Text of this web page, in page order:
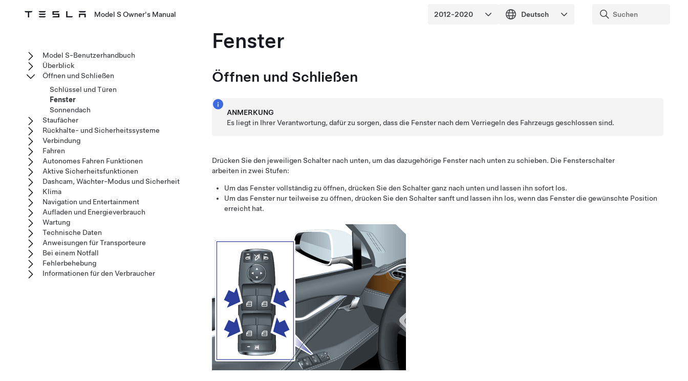
Model S Owner's Manual
Fenster
Öffnen und Schließen
ANMERKUNG
Es liegt in Ihrer Verantwortung, dafür zu sorgen, dass die Fenster nach dem Verriegeln des Fahrzeugs geschlossen sind.
Drücken Sie den jeweiligen Schalter nach unten, um das dazugehörige Fenster nach unten zu schieben. Die Fensterschalter
arbeiten in zwei Stufen:
Um das Fenster vollständig zu öffnen, drücken Sie den Schalter ganz nach unten und lassen ihn sofort los.
Um das Fenster nur teilweise zu öffnen, drücken Sie den Schalter sanft und lassen ihn los, wenn das Fenster die gewünschte Position
erreicht hat.
Model S-Benutzerhandbuch
Überblick
Öffnen und Schließen
Schlüssel und Türen
Fenster
Sonnendach
Staufächer
Rückhalte- und Sicherheitssysteme
Verbindung
Fahren
Autonomes Fahren Funktionen
Aktive Sicherheitsfunktionen
Dashcam, Wächter-Modus und Sicherheit
Klima
Navigation und Entertainment
Aufladen und Energieverbrauch
Wartung
Technische Daten
Anweisungen für Transporteure
Bei einem Notfall
Fehlerbehebung
Informationen für den Verbraucher